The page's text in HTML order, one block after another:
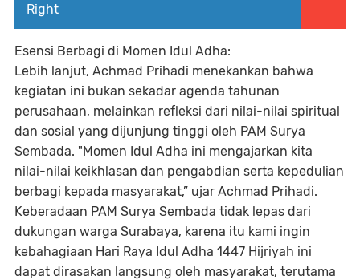
Right
Esensi Berbagi di Momen Idul Adha:
Lebih lanjut, Achmad Prihadi menekankan bahwa
kegiatan ini bukan sekadar agenda tahunan
perusahaan, melainkan refleksi dari nilai-nilai spiritual
dan sosial yang dijunjung tinggi oleh PAM Surya
Sembada. "Momen Idul Adha ini mengajarkan kita
nilai-nilai keikhlasan dan pengabdian serta kepedulian
berbagi kepada masyarakat,” ujar Achmad Prihadi.
Keberadaan PAM Surya Sembada tidak lepas dari
dukungan warga Surabaya, karena itu kami ingin
kebahagiaan Hari Raya Idul Adha 1447 Hijriyah ini
dapat dirasakan langsung oleh masyarakat, terutama